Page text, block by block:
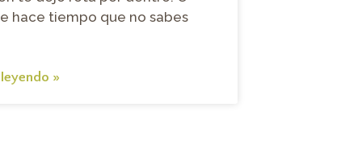
hace tiempo que no sabes
»